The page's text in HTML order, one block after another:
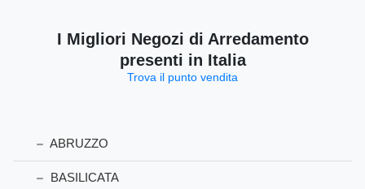
I Migliori Negozi di Arredamento
presenti in Italia
Trova il punto vendita
ABRUZZO
BASILICATA